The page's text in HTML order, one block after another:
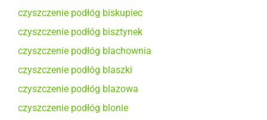
czyszczenie podłóg biskupiec
czyszczenie podłóg bisztynek
czyszczenie podłóg blachownia
czyszczenie podłóg blaszki
czyszczenie podłóg blazowa
czyszczenie podłóg blonie